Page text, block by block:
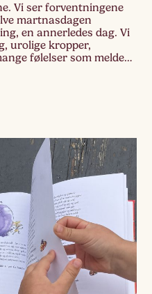
Vi ser forventningene
martnasdagen
en annerledes dag. Vi
urolige kropper,
følelser som melder